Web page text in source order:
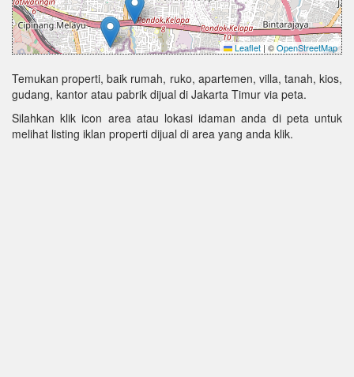
Leaflet | ©OpenStreetMap
Temukan properti, baik rumah, ruko, apartemen, villa, tanah, kios,
gudang, kantor atau pabrik dijual di Jakarta Timur via peta.
Silahkan klik icon area atau lokasi idaman anda di peta untuk
melihat listing iklan properti dijual di area yang anda klik.